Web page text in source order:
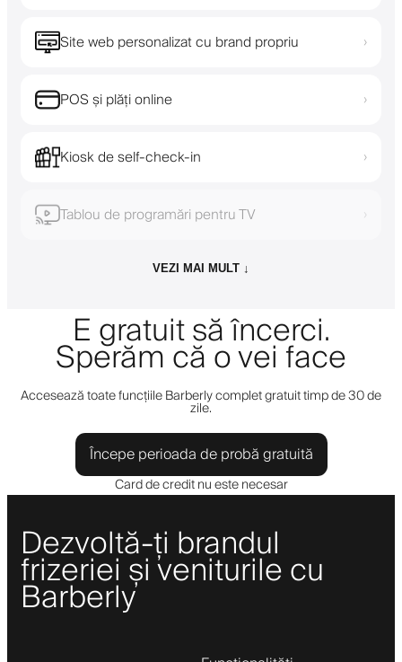
Site web personalizat cu brand propriu ›
POS și plăți online ›
Kiosk de self-check-in ›
Tablou de programări pentru TV ›
VEZI MAI MULT ↓
E gratuit să încerci.
Sperăm că o vei face
Accesează toate funcțiile Barberly complet gratuit timp de 30 de
zile.
Începe perioada de probă gratuită
Card de credit nu este necesar
Dezvoltă-ți brandul
frizeriei și veniturile cu
Barberly